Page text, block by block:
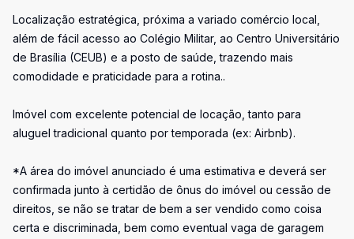
Localização estratégica, próxima a variado comércio local,
além de fácil acesso ao Colégio Militar, ao Centro Universitário
de Brasília (CEUB) e a posto de saúde, trazendo mais
comodidade e praticidade para a rotina..
Imóvel com excelente potencial de locação, tanto para
aluguel tradicional quanto por temporada (ex: Airbnb).
*A área do imóvel anunciado é uma estimativa e deverá ser
confirmada junto à certidão de ônus do imóvel ou cessão de
direitos, se não se tratar de bem a ser vendido como coisa
certa e discriminada, bem como eventual vaga de garagem